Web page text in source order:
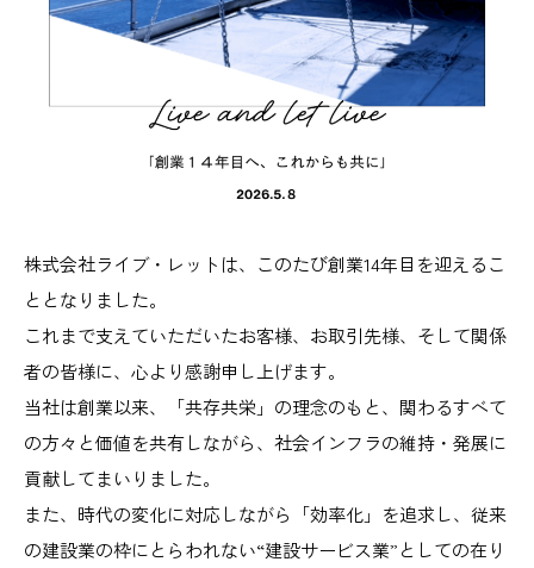
株式会社ライブ・レットは、このたび創業14年目を迎えるこ
ととなりました。
これまで支えていただいたお客様、お取引先様、そして関係
者の皆様に、心より感謝申し上げます。
当社は創業以来、「共存共栄」の理念のもと、関わるすべて
の方々と価値を共有しながら、社会インフラの維持・発展に
貢献してまいりました。
また、時代の変化に対応しながら「効率化」を追求し、従来
の建設業の枠にとらわれない“建設サービス業”としての在り